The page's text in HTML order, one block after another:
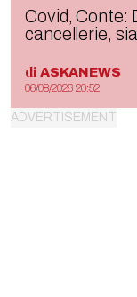
Covid, Conte:
cancellerie,
di ASKANEWS
06/08/2026 20:52